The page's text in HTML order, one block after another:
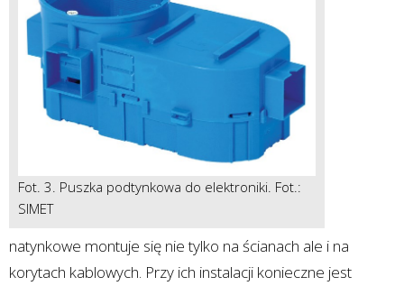
Fot. 3. Puszka podtynkowa do elektroniki. Fot.:
SIMET
natynkowe montuje się nie tylko na ścianach ale i na
korytach kablowych. Przy ich instalacji konieczne jest